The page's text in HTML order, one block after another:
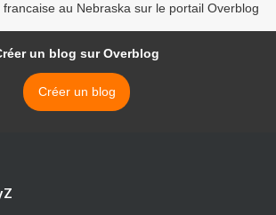
au Nebraska sur le portail Overblog
un blog sur Overblog
Créer un blog